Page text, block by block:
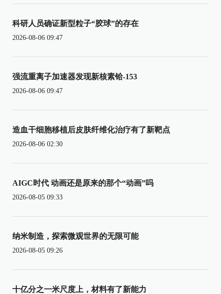
科研人员确证新型粒子“胶球”的存在
2026-08-06 09:47
强流重离子加速器发现新核素铪-153
2026-08-06 09:47
造血干细胞移植后皮肤纤维化治疗有了新靶点
2026-08-06 02:30
AIGC时代 动画还是原来的那个“动画”吗
2026-08-05 09:33
纳米制造，探索微观世界的无限可能
2026-08-05 09:26
十亿分之一米尺度上，材料有了新能力